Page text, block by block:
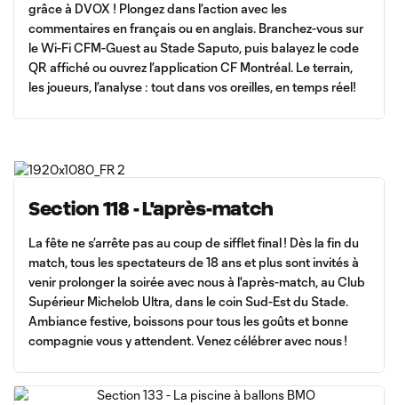
grâce à DVOX ! Plongez dans l’action avec les
commentaires en français ou en anglais. Branchez-vous sur
le Wi-Fi CFM-Guest au Stade Saputo, puis balayez le code
QR affiché ou ouvrez l’application CF Montréal. Le terrain,
les joueurs, l’analyse : tout dans vos oreilles, en temps réel!
Section 118 - L'après-match
La fête ne s’arrête pas au coup de sifflet final ! Dès la fin du
match, tous les spectateurs de 18 ans et plus sont invités à
venir prolonger la soirée avec nous à l'après-match, au Club
Supérieur Michelob Ultra, dans le coin Sud-Est du Stade.
Ambiance festive, boissons pour tous les goûts et bonne
compagnie vous y attendent. Venez célébrer avec nous !